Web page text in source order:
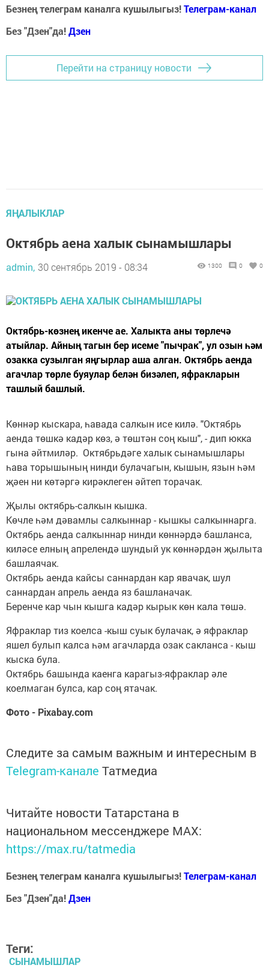
Безнең телеграм каналга кушылыгыз!Телеграм-канал
Без "Дзен"да!Дзен
Перейти на страницу новости
ЯҢАЛЫКЛАР
Октябрь аена халык сынамышлары
admin, 30 сентябрь 2019 - 08:34 1300 0 0
Октябрь-көзнең икенче ае. Халыкта аны төрлечә
атыйлар. Айның тагын бер исеме "пычрак", ул озын һәм
озакка сузылган яңгырлар аша алган. Октябрь аенда
агачлар төрле буяулар белән бизәлеп, яфракларын
ташлый башлый.
Көннәр кыскара, һавада салкын исе килә. "Октябрь
аенда төшкә кадәр көз, ә төштән соң кыш", - дип юкка
гына әйтмиләр. Октябрьдәге халык сынамышлары
һава торышының нинди булачагын, кышын, язын һәм
җәен ни көтәргә кирәклеген әйтеп торачак.
Җылы октябрь-салкын кышка.
Көчле һәм дәвамлы салкыннар - кышкы салкыннарга.
Октябрь аенда салкыннар нинди көннәрдә башланса,
киләсе елның апрелендә шундый ук көннәрдән җылыта
башлаячак.
Октябрь аенда кайсы саннардан кар явачак, шул
саннардан апрель аенда яз башланачак.
Беренче кар чын кышга кадәр кырык көн кала төшә.
Яфраклар тиз коелса -кыш суык булачак, ә яфраклар
яшел булып калса һәм агачларда озак сакланса - кыш
кыска була.
Октябрь башында каенга карагыз-яфраклар әле
коелмаган булса, кар соң ятачак.
Фото - Pixabay.com
Следите за самым важным и интересным в
Telegram-канале Татмедиа
Читайте новости Татарстана в
национальном мессенджере MАХ:
https://max.ru/tatmedia
Безнең телеграм каналга кушылыгыз!Телеграм-канал
Без "Дзен"да!Дзен
Теги:
СЫНАМЫШЛАР